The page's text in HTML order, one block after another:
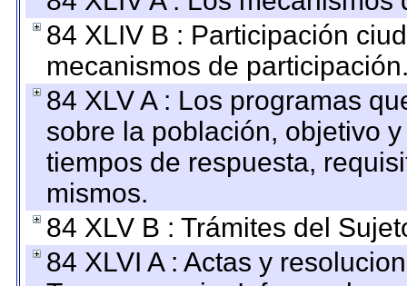
84 XLIV B : Participación
mecanismos de
84 XLV A : Los programas
sobre la población, objetivo
tiempos de respuesta,
mismos.
84 XLV B : Trámites del
84 XLVI A : Actas y